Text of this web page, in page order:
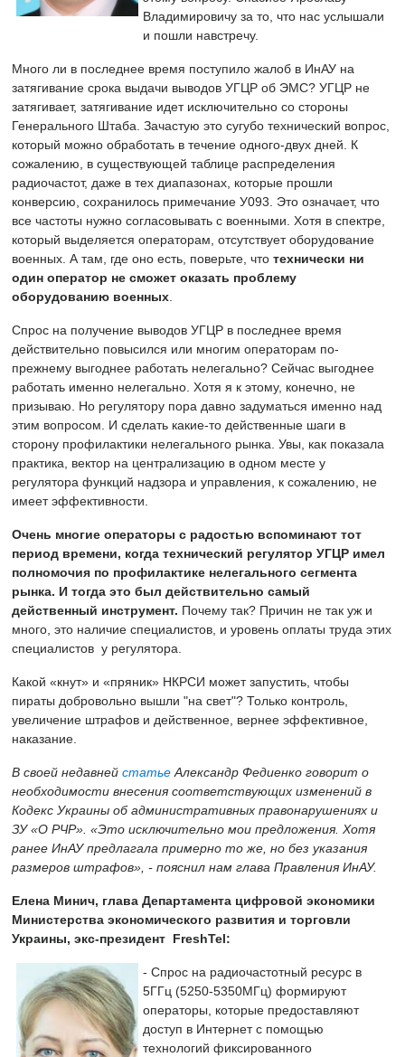
Владимировичу за то, что нас услышали
и пошли навстречу.
Много ли в последнее время поступило жалоб в ИнАУ на
затягивание срока выдачи выводов УГЦР об ЭМС? УГЦР не
затягивает, затягивание идет исключительно со стороны
Генерального Штаба. Зачастую это сугубо технический вопрос,
который можно обработать в течение одного-двух дней. К
сожалению, в существующей таблице распределения
радиочастот, даже в тех диапазонах, которые прошли
конверсию, сохранилось примечание У093. Это означает, что
все частоты нужно согласовывать с военными. Хотя в спектре,
который выделяется операторам, отсутствует оборудование
военных. А там, где оно есть, поверьте, что технически ни
один оператор не сможет оказать проблему
оборудованию военных.
Спрос на получение выводов УГЦР в последнее время
действительно повысился или многим операторам по-
прежнему выгоднее работать нелегально? Сейчас выгоднее
работать именно нелегально. Хотя я к этому, конечно, не
призываю. Но регулятору пора давно задуматься именно над
этим вопросом. И сделать какие-то действенные шаги в
сторону профилактики нелегального рынка. Увы, как показала
практика, вектор на централизацию в одном месте у
регулятора функций надзора и управления, к сожалению, не
имеет эффективности.
Очень многие операторы с радостью вспоминают тот
период времени, когда технический регулятор УГЦР имел
полномочия по профилактике нелегального сегмента
рынка. И тогда это был действительно самый
действенный инструмент. Почему так? Причин не так уж и
много, это наличие специалистов, и уровень оплаты труда этих
специалистов у регулятора.
Какой «кнут» и «пряник» НКРСИ может запустить, чтобы
пираты добровольно вышли "на свет"? Только контроль,
увеличение штрафов и действенное, вернее эффективное,
наказание.
В своей недавней статьеАлександр Федиенко говорит о
необходимости внесения соответствующих изменений в
Кодекс Украины об административных правонарушениях и
ЗУ «О РЧР». «Это исключительно мои предложения. Хотя
ранее ИнАУ предлагала примерно то же, но без указания
размеров штрафов», - пояснил нам глава Правления ИнАУ.
Елена Минич, глава Департамента цифровой экономики
Министерства экономического развития и торговли
Украины, экс-президент FreshTel:
- Спрос на радиочастотный ресурс в
5ГГц (5250-5350МГц) формируют
операторы, которые предоставляют
доступ в Интернет с помощью
технологий фиксированного